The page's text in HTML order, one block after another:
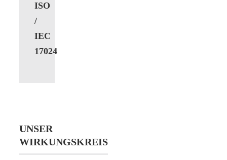
ISO
/
IEC
17024
UNSER
WIRKUNGSKREIS